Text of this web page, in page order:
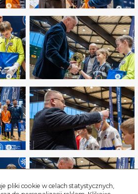
pliki cookie w celach statystycznych,